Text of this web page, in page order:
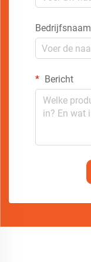
Bedrijfsnaam
Bericht